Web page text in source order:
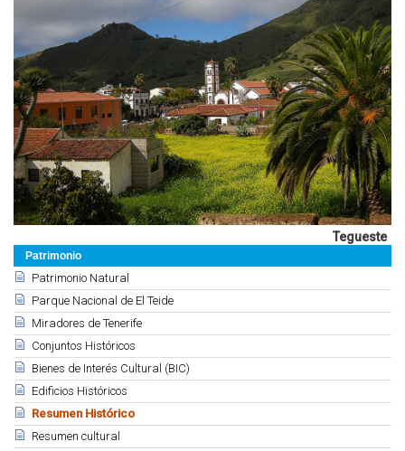
Patrimonio
Patrimonio Natural
Parque Nacional de El Teide
Miradores de Tenerife
Conjuntos Históricos
Bienes de Interés Cultural (BIC)
Edificios Históricos
Resumen Histórico
Resumen cultural
Tegueste